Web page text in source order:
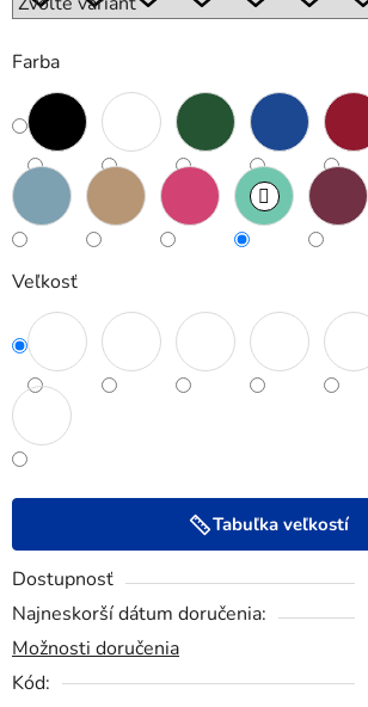
Farba
Veľkosť
Tabuľka veľkostí
Dostupnosť
Najneskorší dátum doručenia:
Možnosti doručenia
Kód: